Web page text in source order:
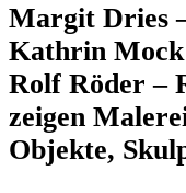
Margit Dries
Kathrin
Rolf Röder –
zeigen
Objekte,